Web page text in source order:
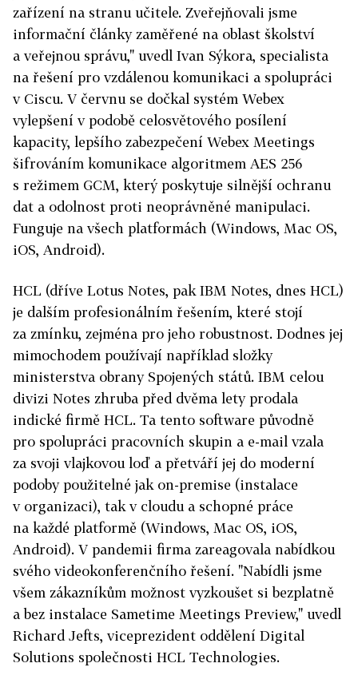
zařízení na stranu učitele. Zveřejňovali jsme
informační články zaměřené na oblast školství
a veřejnou správu," uvedl Ivan Sýkora, specialista
na řešení pro vzdálenou komunikaci a spolupráci
v Ciscu. V červnu se dočkal systém Webex
vylepšení v podobě celosvětového posílení
kapacity, lepšího zabezpečení Webex Meetings
šifrováním komunikace algoritmem AES 256
s režimem GCM, který poskytuje silnější ochranu
dat a odolnost proti neoprávněné manipulaci.
Funguje na všech platformách (Windows, Mac OS,
iOS, ­Android).
HCL (dříve Lotus Notes, pak IBM Notes, dnes HCL)
je dalším profesionálním řešením, které stojí
za zmínku, zejména pro jeho robustnost. Dodnes jej
mimochodem používají například složky
ministerstva obrany Spojených států. IBM celou
divizi Notes zhruba před dvěma lety prodala
indické firmě HCL. Ta tento software původně
pro spolupráci pracovních skupin a e-mail vzala
za svoji vlajkovou loď a přetváří jej do moderní
podoby použitelné jak on-premise (instalace
v organizaci), tak v cloudu a schopné práce
na každé platformě (Windows, Mac OS, iOS,
Android). V pandemii firma zareagovala nabídkou
svého videokonferenčního řešení. "Nabídli jsme
všem zákazníkům možnost vyzkoušet si bezplatně
a bez instalace Sametime Meetings Preview," uvedl
Richard Jefts, viceprezident oddělení Digital
Solutions společnosti HCL Technologies.